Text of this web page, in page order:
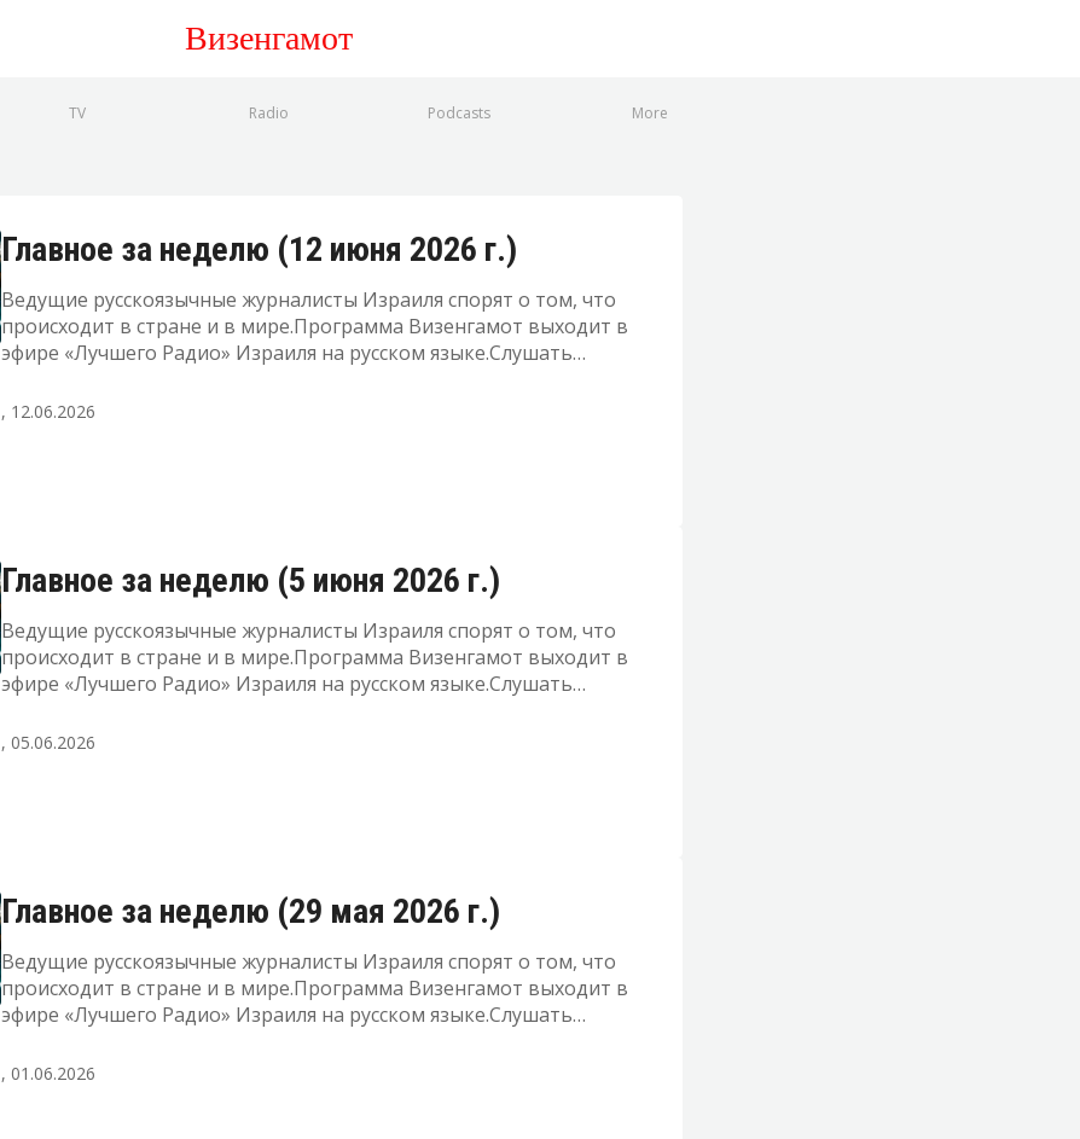
Визенгамот
TV Radio Podcasts More
Главное за неделю (12 июня 2026 г.)
Ведущие русскоязычные журналисты Израиля спорят о том, что
происходит в стране и в мире.Программа Визенгамот выходит в
эфире «Лучшего Радио» Израиля на русском языке.Слушать
"Лучшее Радио" можно здесь
, 12.06.2026
Главное за неделю (5 июня 2026 г.)
Ведущие русскоязычные журналисты Израиля спорят о том, что
происходит в стране и в мире.Программа Визенгамот выходит в
эфире «Лучшего Радио» Израиля на русском языке.Слушать
"Лучшее Радио" можно здесь
, 05.06.2026
Главное за неделю (29 мая 2026 г.)
Ведущие русскоязычные журналисты Израиля спорят о том, что
происходит в стране и в мире.Программа Визенгамот выходит в
эфире «Лучшего Радио» Израиля на русском языке.Слушать
"Лучшее Радио" можно здесь
, 01.06.2026